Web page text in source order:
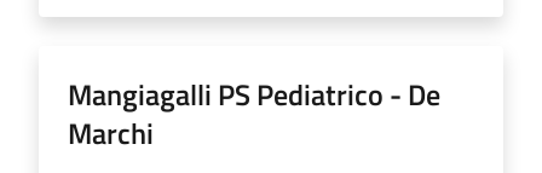
Mangiagalli PS Pediatrico - De
Marchi